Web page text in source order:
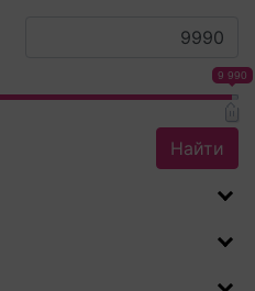
9 990
Найти